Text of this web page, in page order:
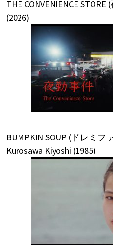
THE CONVENIENCE
(2026)
BUMPKIN SOUP (ドレミフ
Kurosawa Kiyoshi (1985)